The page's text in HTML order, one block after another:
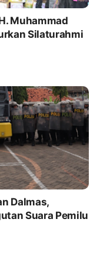
Muhammad
Silaturahmi
Dalmas,
Suara Pemilu